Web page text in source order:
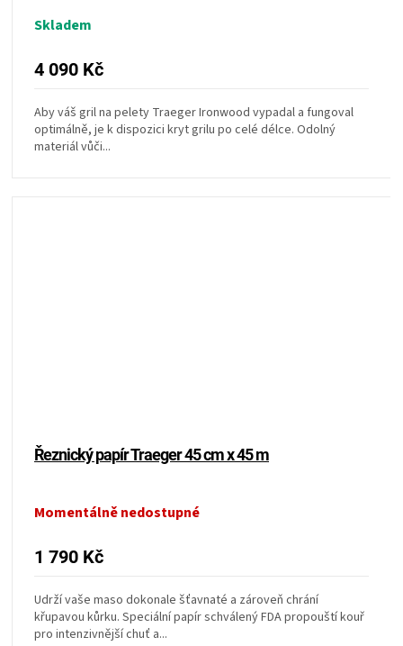
POUKAZY
ZNAČKY
MĚNA
Skladem
4 090 Kč
Aby váš gril na pelety Traeger Ironwood vypadal a fungoval
optimálně, je k dispozici kryt grilu po celé délce. Odolný
materiál vůči...
Řeznický papír Traeger 45 cm x 45 m
Momentálně nedostupné
1 790 Kč
Udrží vaše maso dokonale šťavnaté a zároveň chrání
křupavou kůrku. Speciální papír schválený FDA propouští kouř
pro intenzivnější chuť a...